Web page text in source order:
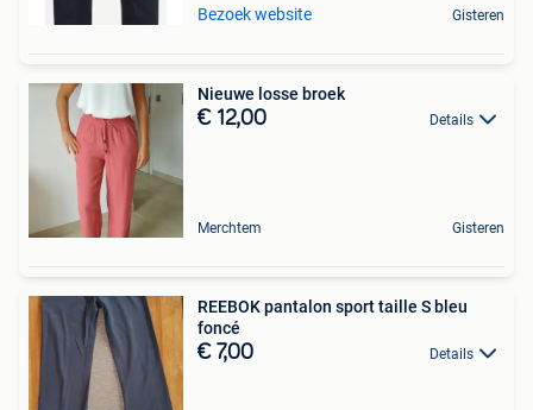
Bezoek website Gisteren
Nieuwe losse broek
€ 12,00 Details
Merchtem Gisteren
REEBOK pantalon sport taille S bleu
foncé
€ 7,00 Details